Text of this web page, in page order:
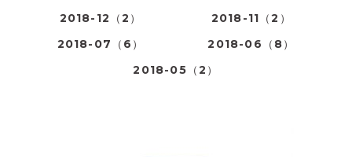
2018-12（2）
2018-11（2）
2018-07（6）
2018-06（8）
2018-05（2）